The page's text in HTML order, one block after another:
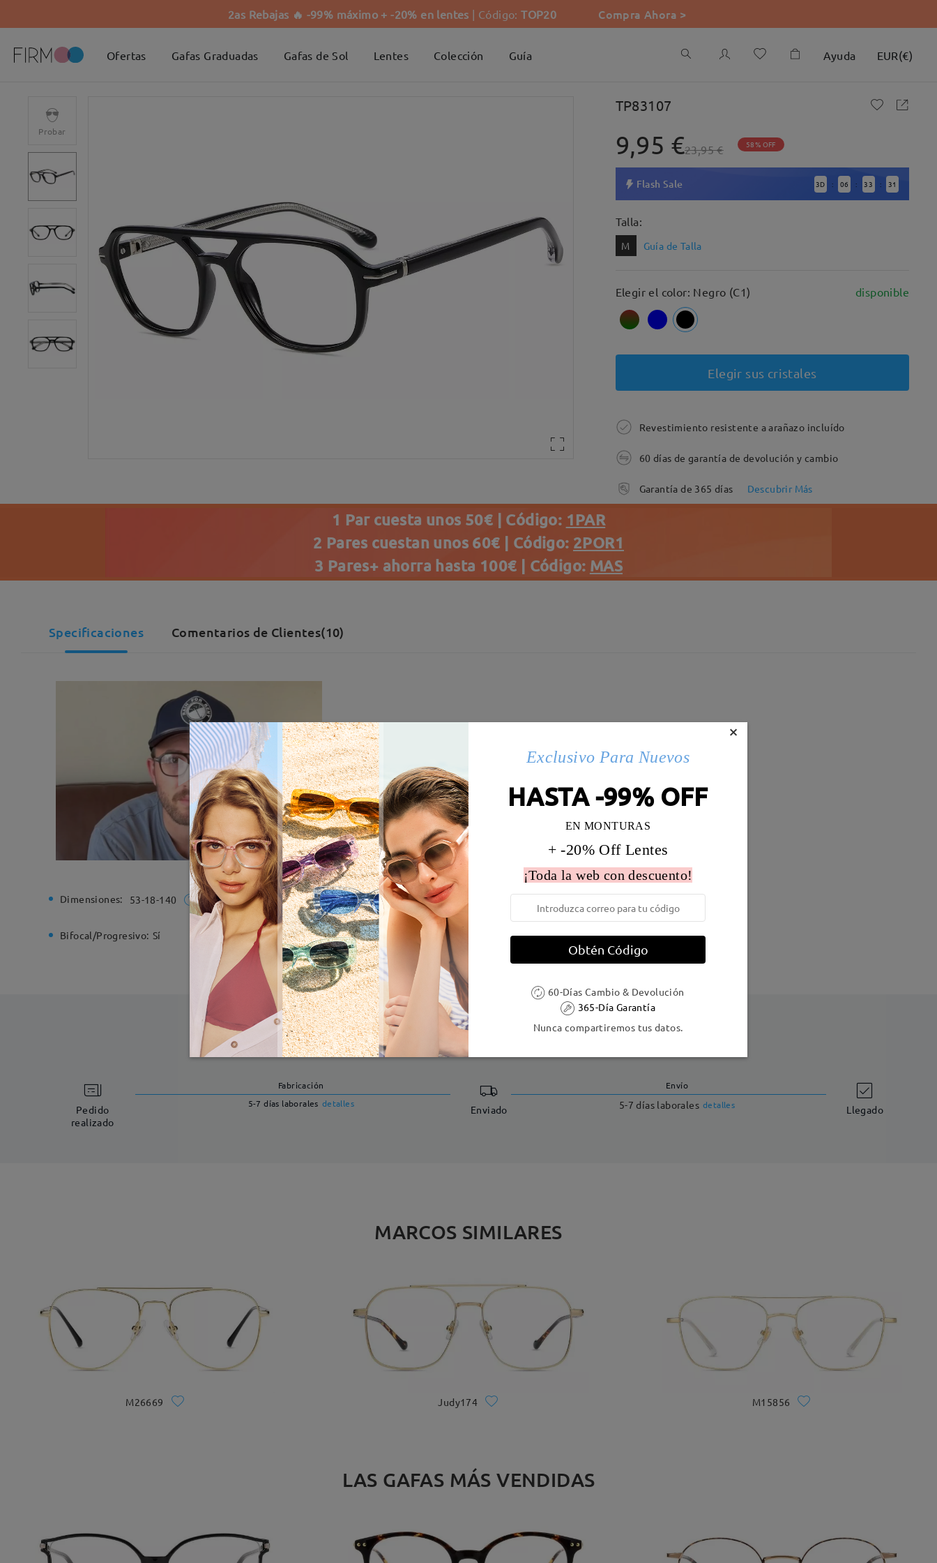
2as Rebajas 🔥 -99% máximo + -20% en lentes | Código:TOP20 Compra Ahora >
Ofertas Gafas Graduadas Gafas de Sol Lentes Colección Guía Ayuda EUR(€)
Probar
TP83107
9,95 €23,95 € 58% OFF
Flash Sale 3D : 06 : 33 : 30
Talla:
M Guía de Talla
Elegir el color: Negro (C1) disponible
Elegir sus cristales
Revestimiento resistente a arañazo incluído
60 días de garantía de devolución y cambio
Garantía de 365 días Descubrir Más
1 Par cuesta unos 50€ | Código: 1PAR
2 Pares cuestan unos 60€ | Código: 2POR1
3 Pares+ ahorra hasta 100€ | Código: MAS
Specificaciones Comentarios de Clientes(10)
Dimensiones: 53-18-140 Ancho de la montura: 135 mm (Medio) Diametro de lentes: 53 mm Peso:
Bifocal/Progresivo: Sí Bisagra de resorte: No Material de la montura: Tr ,Acetato
Pedido
realizado
Fabricación
5-7 días laborales detalles Enviado
Envío
5-7 días laborales detalles Llegado
MARCOS SIMILARES
M26669 Judy174 M15856
LAS GAFAS MÁS VENDIDAS
×
Exclusivo Para Nuevos
HASTA -99% OFF
EN MONTURAS
+ -20% Off Lentes
¡Toda la web con descuento!
Obtén Código
60-Días Cambio & Devolución
365-Día Garantía
Nunca compartiremos tus datos.